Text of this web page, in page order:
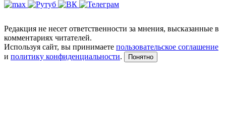
Редакция не несет ответственности за мнения, высказанные в
комментариях читателей.
Используя сайт, вы принимаете пользовательское соглашение
и политику конфиденциальности. Понятно